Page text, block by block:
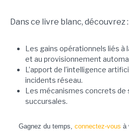
Dans ce livre blanc, découvrez :
Les gains opérationnels liés à
et au provisionnement
L’apport de l’intelligence
incidents réseau.
Les mécanismes concrets de
succursales.
Gagnez du temps, connectez-vous à